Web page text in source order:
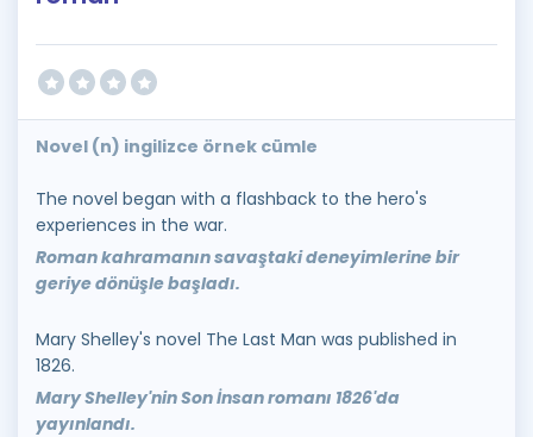
İngilizce Gramer
Novel (n) ingilizce örnek cümle
The novel began with a flashback to the hero's
experiences in the war.
Roman kahramanın savaştaki deneyimlerine bir
geriye dönüşle başladı.
Mary Shelley's novel The Last Man was published in
1826.
Mary Shelley'nin Son İnsan romanı 1826'da
yayınlandı.